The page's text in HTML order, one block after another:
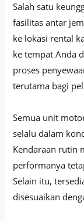
Salah satu
fasilitas antar
ke lokasi rental
ke tempat Anda
proses
terutama bagi
Semua unit
selalu dalam
Kendaraan rutin
performanya
Selain itu,
disesuaikan